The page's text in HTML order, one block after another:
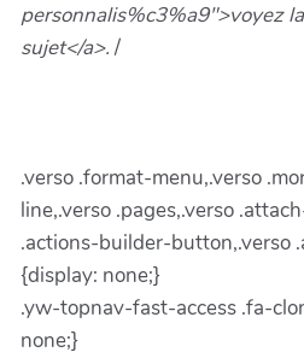
personnalis%c3%a9">voyez
sujet</a>. /
.verso .format-menu,.verso
line,.verso .pages,.verso
.actions-builder-button,.verso
{display: none;}
.yw-topnav-fast-access .fa-
none;}